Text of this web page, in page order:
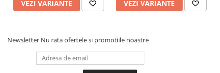
VEZI VARIANTE VEZI VARIANTE
Newsletter Nu rata ofertele si promotiile noastre